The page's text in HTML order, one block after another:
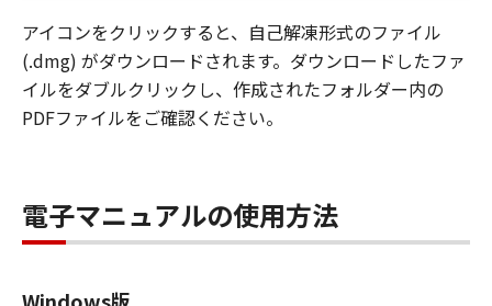
アイコンをクリックすると、自己解凍形式のファイル
(.dmg) がダウンロードされます。ダウンロードしたファ
イルをダブルクリックし、作成されたフォルダー内の
PDFファイルをご確認ください。
電子マニュアルの使用方法